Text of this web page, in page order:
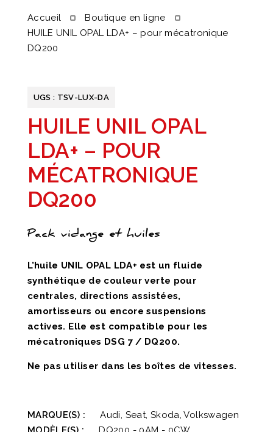
Accueil
Boutique en ligne
HUILE UNIL OPAL LDA+ – pour mécatronique
DQ200
UGS : TSV-LUX-DA
HUILE UNIL OPAL
LDA+ – POUR
MÉCATRONIQUE
DQ200
Pack vidange et huiles
L’huile UNIL OPAL LDA+ est un fluide
synthétique de couleur verte pour
centrales, directions assistées,
amortisseurs ou encore suspensions
actives. Elle est compatible pour les
mécatroniques DSG 7 / DQ200.
Ne pas utiliser dans les boîtes de vitesses.
MARQUE(S) :
Audi, Seat, Skoda, Volkswagen